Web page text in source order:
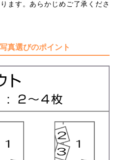
ます。あらかじめご了承くださ
真選びのポイント